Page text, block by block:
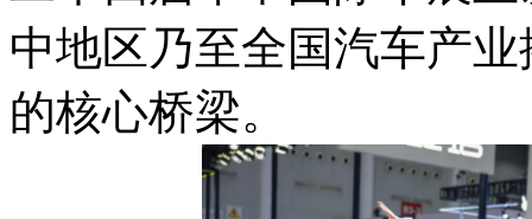
中地区乃至全国汽车产
的核心桥梁。